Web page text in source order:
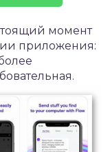
момент
приложения: